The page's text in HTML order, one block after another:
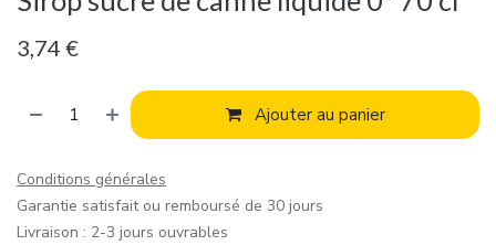
3,74 €
Ajouter au panier
Conditions générales
Garantie satisfait ou remboursé de 30 jours
Livraison : 2-3 jours ouvrables